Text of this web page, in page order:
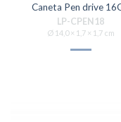
Caneta Pen drive
LP-CPEN18
Ø 14,0 × 1,7 × 1,7 cm